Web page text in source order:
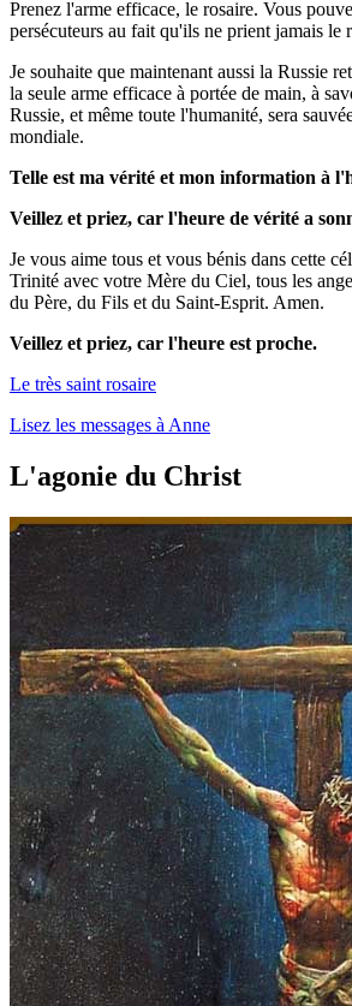
Prenez l'arme efficace, le rosaire. Vous
persécuteurs au fait qu'ils ne prient jamais le
Je souhaite que maintenant aussi la Russie
la seule arme efficace à portée de main, à
Russie, et même toute l'humanité, sera
mondiale.
Telle est ma vérité et mon information à
Veillez et priez, car l'heure de vérité a
Je vous aime tous et vous bénis dans cette
Trinité avec votre Mère du Ciel, tous les
du Père, du Fils et du Saint-Esprit. Amen.
Veillez et priez, car l'heure est proche.
Le très saint rosaire
Lisez les messages à Anne
L'agonie du Christ